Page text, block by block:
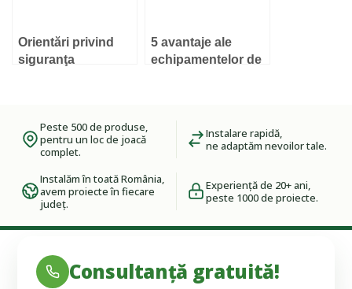
Orientări privind
siguranţa
5 avantaje ale
echipamentelor de
Peste 500 de produse,
pentru un loc de joacă
complet.
Instalare rapidă,
ne adaptăm nevoilor tale.
Instalăm în toată România,
avem proiecte în fiecare
județ.
Experiență de 20+ ani,
peste 1000 de proiecte.
Consultanță gratuită!